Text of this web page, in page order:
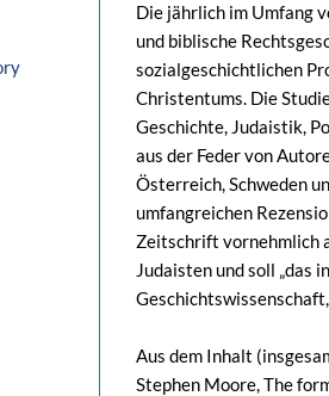
Die jährlich im Umfang
und biblische
sozialgeschichtlichen
Christentums. Die
Geschichte, Judaistik,
aus der Feder von
Österreich, Schweden
umfangreichen
Zeitschrift vornehmlich
Judaisten und soll „das
Aus dem Inhalt
Stephen Moore, The